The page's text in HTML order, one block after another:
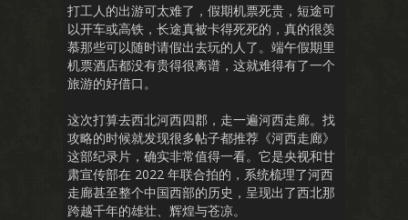
打工人的出游可太难了，假期机票死贵，短途可
以开车或高铁，长途真被卡得死死的，真的很羡
慕那些可以随时请假出去玩的人了。端午假期里
机票酒店都没有贵得很离谱，这就难得有了一个
旅游的好借口。
这次打算去西北河西四郡，走一遍河西走廊。找
攻略的时候就发现很多帖子都推荐《河西走廊》
这部纪录片，确实非常值得一看。它是央视和甘
肃宣传部在 2022 年联合拍的，系统梳理了河西
走廊甚至整个中国西部的历史，呈现出了西北那
跨越千年的雄壮、辉煌与苍凉。